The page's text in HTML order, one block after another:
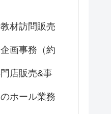
材訪問販売
画事務（約
店販売&事
ホール業務